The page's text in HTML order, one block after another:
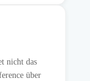
nicht das
über